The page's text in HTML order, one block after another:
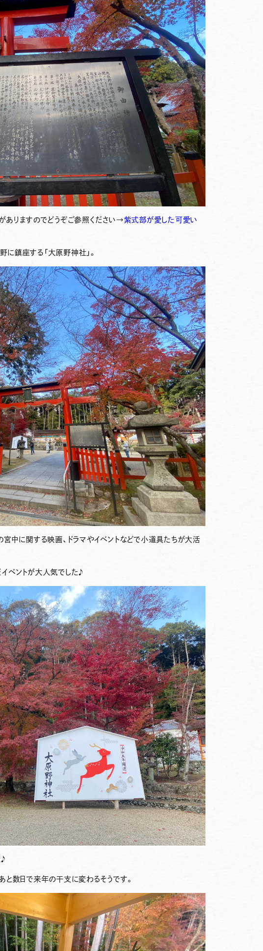
ありますのでどうぞご参照ください→紫式部が愛した可愛い
に鎮座する「大原野神社」。
宮中に関する映画、ドラマやイベントなどで小道具たちが大活
ベントが大人気でした♪
と数日で来年の干支に変わるそうです。